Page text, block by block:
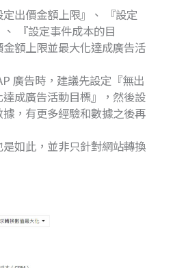
出價金額上限』、 『設定
『設定事件成本的目
額上限並最大化達成廣告活
廣告時，建議先設定『無出
成廣告活動目標』，然後設
，有更多經驗和數據之後再
如此，並非只針對網站轉換